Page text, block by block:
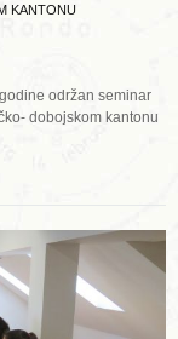
KANTONU
održan seminar
dobojskom kantonu